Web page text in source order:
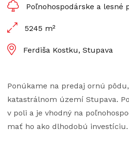
Poľnohospodárske a lesné
5245 m²
Ferdiša Kostku, Stupava
Ponúkame na predaj ornú
katastrálnom území Stupava.
v poli a je vhodný na
mať ho ako dlhodobú investíciu.